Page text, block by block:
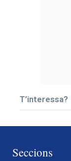
T’interessa?
Seccions